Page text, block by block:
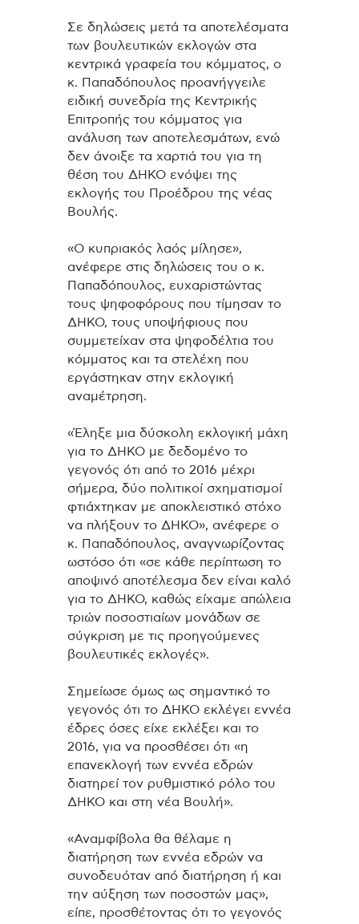
Σε δηλώσεις μετά τα αποτελέσματα
των βουλευτικών εκλογών στα
κεντρικά γραφεία του κόμματος, ο
κ. Παπαδόπουλος προανήγγειλε
ειδική συνεδρία της Κεντρικής
Επιτροπής του κόμματος για
ανάλυση των αποτελεσμάτων, ενώ
δεν άνοιξε τα χαρτιά του για τη
θέση του ΔΗΚΟ ενόψει της
εκλογής του Προέδρου της νέας
Βουλής.
«Ο κυπριακός λαός μίλησε»,
ανέφερε στις δηλώσεις του ο κ.
Παπαδόπουλος, ευχαριστώντας
τους ψηφοφόρους που τίμησαν το
ΔΗΚΟ, τους υποψήφιους που
συμμετείχαν στα ψηφοδέλτια του
κόμματος και τα στελέχη που
εργάστηκαν στην εκλογική
αναμέτρηση.
«Έληξε μια δύσκολη εκλογική μάχη
για το ΔΗΚΟ με δεδομένο το
γεγονός ότι από το 2016 μέχρι
σήμερα, δύο πολιτικοί σχηματισμοί
φτιάχτηκαν με αποκλειστικό στόχο
να πλήξουν το ΔΗΚΟ», ανέφερε ο
κ. Παπαδόπουλος, αναγνωρίζοντας
ωστόσο ότι «σε κάθε περίπτωση το
αποψινό αποτέλεσμα δεν είναι καλό
για το ΔΗΚΟ, καθώς είχαμε απώλεια
τριών ποσοστιαίων μονάδων σε
σύγκριση με τις προηγούμενες
βουλευτικές εκλογές».
Σημείωσε όμως ως σημαντικό το
γεγονός ότι το ΔΗΚΟ εκλέγει εννέα
έδρες όσες είχε εκλέξει και το
2016, για να προσθέσει ότι «η
επανεκλογή των εννέα εδρών
διατηρεί τον ρυθμιστικό ρόλο του
ΔΗΚΟ και στη νέα Βουλή».
«Αναμφίβολα θα θέλαμε η
διατήρηση των εννέα εδρών να
συνοδευόταν από διατήρηση ή και
την αύξηση των ποσοστών μας»,
είπε, προσθέτοντας ότι το γεγονός